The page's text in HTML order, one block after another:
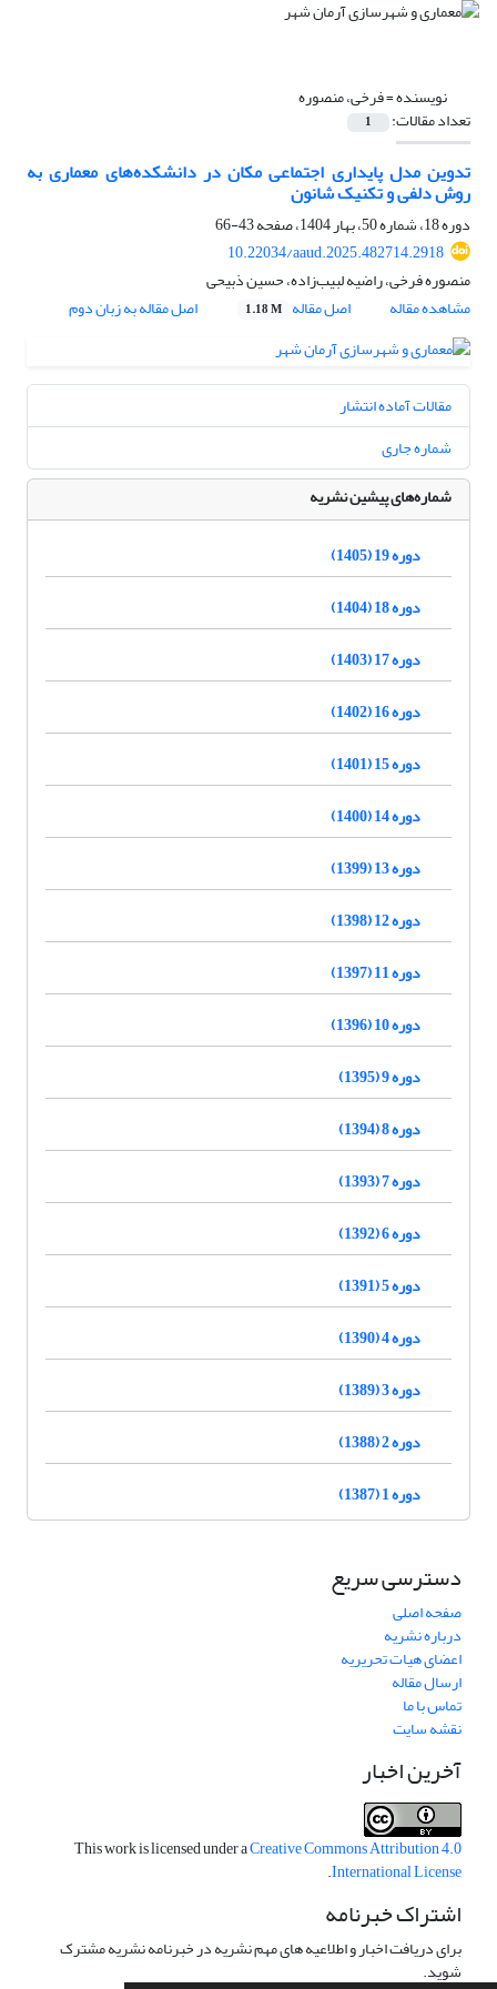
نویسنده =فرخی، منصوره
تعداد مقالات: 1
تدوین مدل پایداری اجتماعی مکان در دانشکده‌های معماری به
روش دلفی و تکنیک شانون
دوره 18، شماره 50، بهار 1404، صفحه
43-66
10.22034/aaud.2025.482714.2918
منصوره فرخی، راضیه لبیب‌زاده، حسین ذبیحی
مشاهده مقاله
اصل مقاله 1.18 M اصل مقاله به زبان دوم
مقالات آماده انتشار
شماره جاری
شماره‌های پیشین نشریه
دوره 19 (1405)
دوره 18 (1404)
دوره 17 (1403)
دوره 16 (1402)
دوره 15 (1401)
دوره 14 (1400)
دوره 13 (1399)
دوره 12 (1398)
دوره 11 (1397)
دوره 10 (1396)
دوره 9 (1395)
دوره 8 (1394)
دوره 7 (1393)
دوره 6 (1392)
دوره 5 (1391)
دوره 4 (1390)
دوره 3 (1389)
دوره 2 (1388)
دوره 1 (1387)
دسترسی سریع
صفحه اصلی
درباره نشریه
اعضای هیات تحریریه
ارسال مقاله
تماس با ما
نقشه سایت
آخرین اخبار
This work is licensed under aCreative Commons Attribution 4.0
International License
.
اشتراک خبرنامه
برای دریافت اخبار و اطلاعیه های مهم نشریه در خبرنامه نشریه مشترک
شوید.